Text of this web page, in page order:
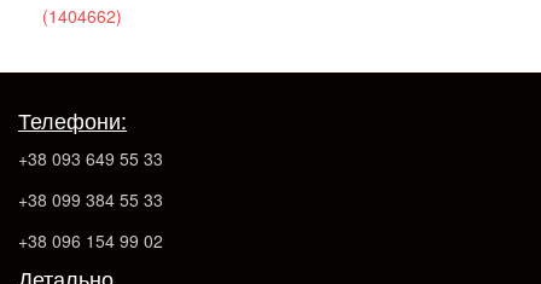
(1404662)
Телефони:
+38 093 649 55 33
+38 099 384 55 33
+38 096 154 99 02